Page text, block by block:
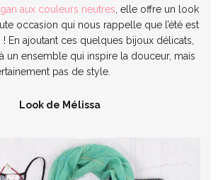
aux couleurs neutres , elle offre un look
occasion qui nous rappelle que l’été est
En ajoutant ces quelques bijoux délicats,
un ensemble qui inspire la douceur, mais
pas de style.
Look de Mélissa